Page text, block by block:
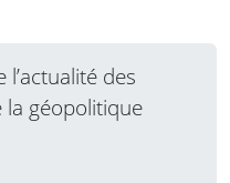
des
la géopolitique